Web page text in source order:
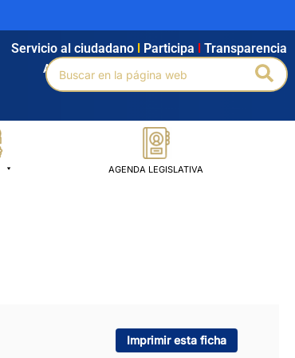
Agendamiento Intranet Búsqueda avanzada
Servicio al ciudadano Participa Transparencia
Buscar
por:
AGENDA LEGISLATIVA
Imprimir esta ficha